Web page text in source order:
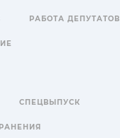
РАБОТА ДЕПУТАТОВ
СПЕЦВЫПУСК